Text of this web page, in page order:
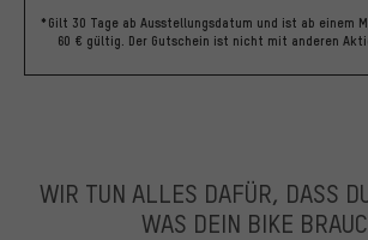
*Gilt 30 Tage ab Ausstellungsdatum und ist ab einem
60 € gültig. Der Gutschein ist nicht mit anderen
WIR TUN ALLES DAFÜR, DASS
WAS DEIN BIKE